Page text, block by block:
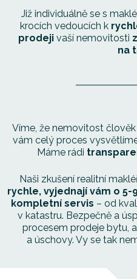
Již individuálně se s
krocích vedoucích k
prodejivaší nemovitosti
na
Víme, že nemovitost
vám celý proces
Máme rádi
Naši zkušení realitní
rychle, vyjednají vám o 5-
kompletní servis – od
v katastru. Bezpečně a
procesem prodeje bytu,
a úschovy. Vy se tak